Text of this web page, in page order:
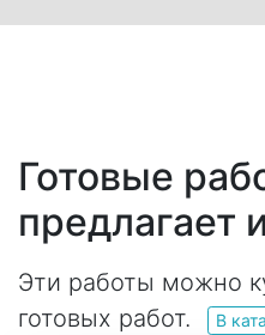
Готовые
предлагает
Эти работы можно
готовых работ.
В